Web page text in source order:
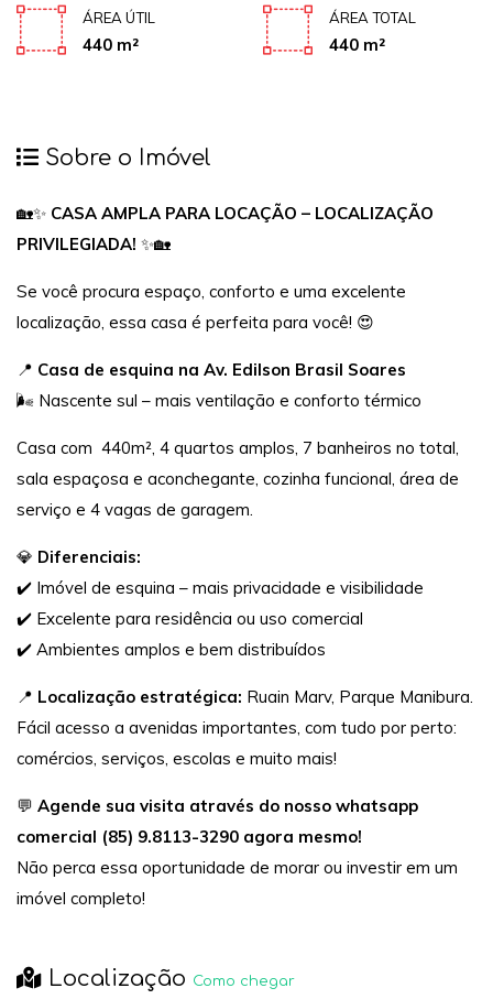
ÁREA ÚTIL
440 m²
ÁREA TOTAL
440 m²
Sobre o Imóvel
🏡✨ CASA AMPLA PARA LOCAÇÃO – LOCALIZAÇÃO
PRIVILEGIADA! ✨🏡
Se você procura espaço, conforto e uma excelente
localização, essa casa é perfeita para você! 😍
📍 Casa de esquina na Av. Edilson Brasil Soares
🌬️ Nascente sul – mais ventilação e conforto térmico
Casa com 440m², 4 quartos amplos, 7 banheiros no total,
sala espaçosa e aconchegante, cozinha funcional, área de
serviço e 4 vagas de garagem.
💎 Diferenciais:
✔️ Imóvel de esquina – mais privacidade e visibilidade
✔️ Excelente para residência ou uso comercial
✔️ Ambientes amplos e bem distribuídos
📍 Localização estratégica: Ruain Marv, Parque Manibura.
Fácil acesso a avenidas importantes, com tudo por perto:
comércios, serviços, escolas e muito mais!
💬 Agende sua visita através do nosso whatsapp
comercial (85) 9.8113-3290 agora mesmo!
Não perca essa oportunidade de morar ou investir em um
imóvel completo!
Localização Como chegar